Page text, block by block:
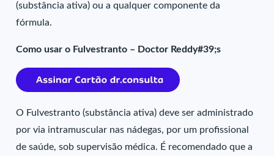
(substância ativa) ou a qualquer componente da
fórmula.
Como usar o Fulvestranto – Doctor Reddy#39;s
O Fulvestranto (substância ativa) deve ser administrado
por via intramuscular nas nádegas, por um profissional
de saúde, sob supervisão médica. É recomendado que a